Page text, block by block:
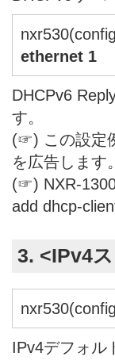
ethernet 1
DHCPv6
す。
(☞) この設定
を広告します。
(☞) NXR-
add dhcp-
3. <IPv4
IPv4デフォル